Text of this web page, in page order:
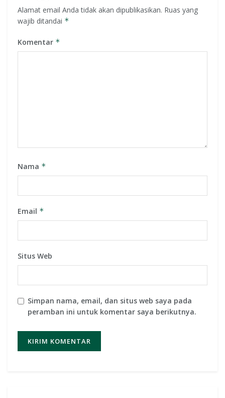
Alamat email Anda tidak akan dipublikasikan. Ruas yang
wajib ditandai *
Komentar *
Nama *
Email *
Situs Web
Simpan nama, email, dan situs web saya pada
peramban ini untuk komentar saya berikutnya.